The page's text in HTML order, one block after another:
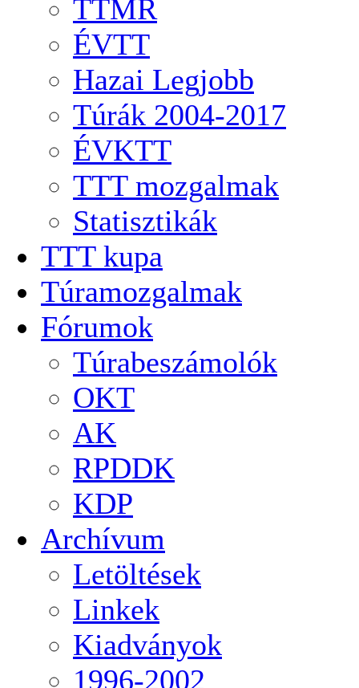
TTMR
ÉVTT
Hazai Legjobb
Túrák 2004-2017
ÉVKTT
TTT mozgalmak
Statisztikák
TTT kupa
Túramozgalmak
Fórumok
Túrabeszámolók
OKT
AK
RPDDK
KDP
Archívum
Letöltések
Linkek
Kiadványok
1996-2002